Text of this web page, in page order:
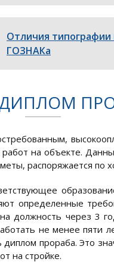
Отличия типографии
ГОЗНАКа
на объекте.
распоряжается по
определенные
должность через 3
не менее пяти
прораба. Это
на стройке.